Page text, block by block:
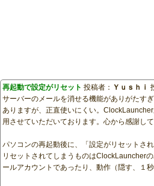
再起動で設定がリセット 投稿者： Ｙｕｓｈｉ
サーバーのメールを消せる機能がありがたす
ありますが、正直使いにくい。
用させていただいております。心から感謝して
パソコンの再起動後に、「設定がリセットさ
リセットされてしまうものはClockLauncher
ールアカウントであったり、動作（隠す、１秒